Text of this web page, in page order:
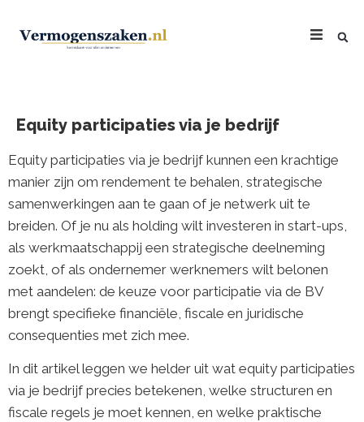
Equity participaties via je bedrijf
Equity participaties via je bedrijf kunnen een krachtige
manier zijn om rendement te behalen, strategische
samenwerkingen aan te gaan of je netwerk uit te
breiden. Of je nu als holding wilt investeren in start-ups,
als werkmaatschappij een strategische deelneming
zoekt, of als ondernemer werknemers wilt belonen
met aandelen: de keuze voor participatie via de BV
brengt specifieke financiële, fiscale en juridische
consequenties met zich mee.
In dit artikel leggen we helder uit wat equity participaties
via je bedrijf precies betekenen, welke structuren en
fiscale regels je moet kennen, en welke praktische